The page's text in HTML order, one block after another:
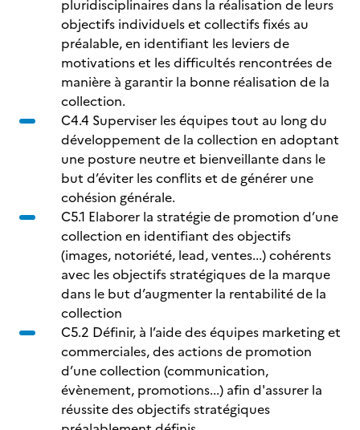
pluridisciplinaires dans la réalisation de leurs
objectifs individuels et collectifs fixés au
préalable, en identifiant les leviers de
motivations et les difficultés rencontrées de
manière à garantir la bonne réalisation de la
collection.
C4.4 Superviser les équipes tout au long du
développement de la collection en adoptant
une posture neutre et bienveillante dans le
but d’éviter les conflits et de générer une
cohésion générale.
C5.1 Elaborer la stratégie de promotion d’une
collection en identifiant des objectifs
(images, notoriété, lead, ventes...) cohérents
avec les objectifs stratégiques de la marque
dans le but d’augmenter la rentabilité de la
collection
C5.2 Définir, à l’aide des équipes marketing et
commerciales, des actions de promotion
d’une collection (communication,
évènement, promotions...) afin d'assurer la
réussite des objectifs stratégiques